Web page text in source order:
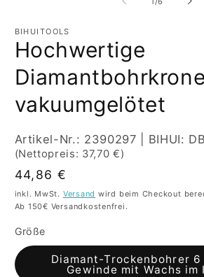
BIHUITOOLS
Hochwertige
vakuumgelötet
SKU:
Artikel-Nr.: 2390297 | BIHUI:
(Nettopreis: 37,70 €)
Normaler
Preis
44,86 €
inkl. MwSt. Versand wird beim Checkout
Ab 150€ Versandkostenfrei.
Größe
Diamant-Trockenbohrer 6
Gewinde mit Wachs im